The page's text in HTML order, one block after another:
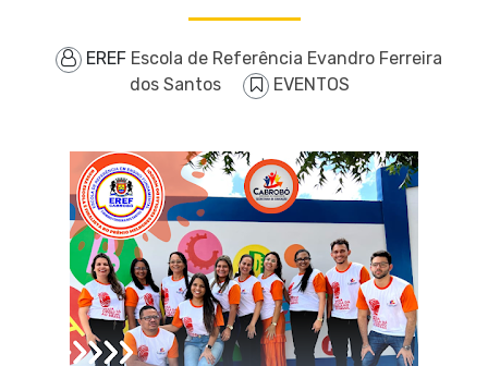
EREF Escola de Referência Evandro Ferreira
dos Santos
EVENTOS